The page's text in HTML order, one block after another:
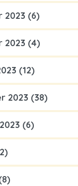
2023 (6)
2023 (4)
(12)
2023 (38)
(6)